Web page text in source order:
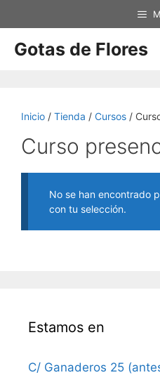
Gotas de Flores
Inicio / Tienda / Cursos /
Curso
No se han encontrado
con tu selección.
Estamos en
C/ Ganaderos 25